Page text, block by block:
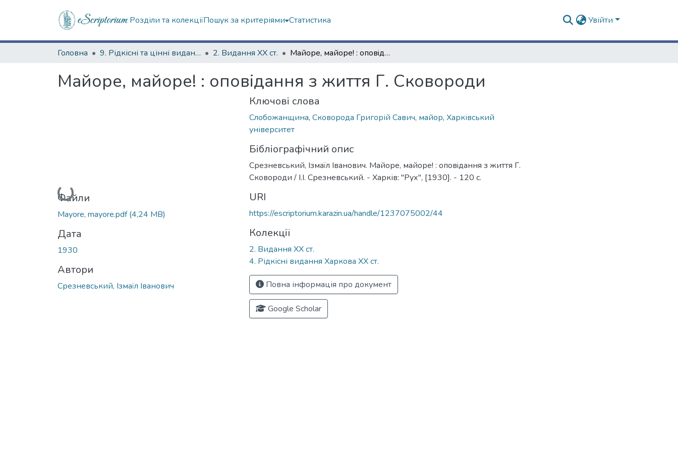
Розділи та колекціїПошук за критеріями Статистика Увійти
Головна 9. Рідкісні та цінні видання 2. Видання ХХ ст. Майоре, майоре! : оповiдання з життя Г. Сковороди
Майоре, майоре! : оповiдання з життя Г. Сковороди
Вантажиться...
Файли
Mayore, mayore.pdf(4,24 MB)
Дата
1930
Автори
Срезневський, Iзмаїл Іванович
Ключові слова
Слобожанщина, Сковорода Григорій Савич, майор, Харківський
університет
Бібліографічний опис
Срезневський, Iзмаїл Іванович. Майоре, майоре! : оповiдання з життя Г.
Сковороди / I.І. Срезневський. - Харків: "Рух", [1930]. - 120 с.
URI
https://escriptorium.karazin.ua/handle/1237075002/44
Колекції
2. Видання ХХ ст.
4. Рідкісні видання Харкова ХХ ст.
Повна інформація про документ
Google Scholar